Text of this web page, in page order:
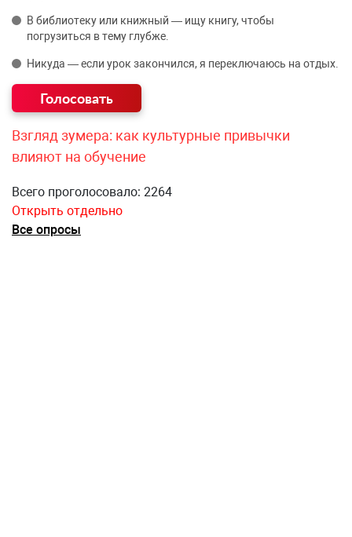
В библиотеку или книжный — ищу книгу, чтобы
погрузиться в тему глубже.
Никуда — если урок закончился, я переключаюсь на отдых.
Взгляд зумера: как культурные привычки
влияют на обучение
Всего проголосовало: 2264
Открыть отдельно
Все опросы